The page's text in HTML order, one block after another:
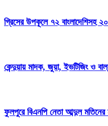
গ্রিসের উপকূলে ৭২ বাংলাদেশিসহ
কেন্দুয়ায় মাদক, জুয়া, ইভটিজিং ও
ফুলপুরে বিএনপি নেতা আব্দুল মতিনের